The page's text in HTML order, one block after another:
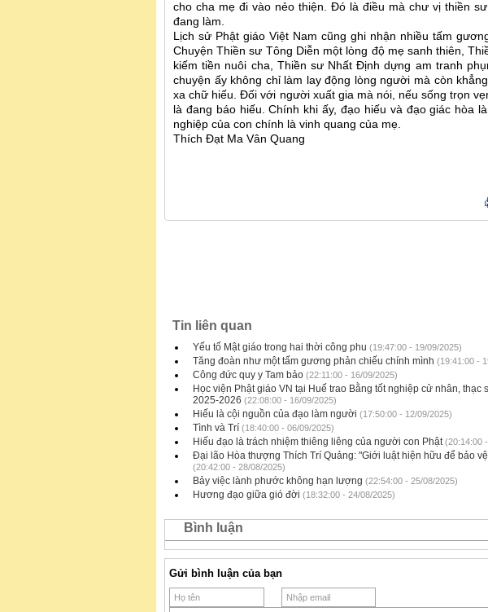
cho cha mẹ đi vào nẻo thiện. Đó là điều mà chư vị thiền
đang làm.
Lịch sử Phật giáo Việt Nam cũng ghi nhận nhiều tấm
Chuyện Thiền sư Tông Diễn một lòng độ mẹ sanh thiên,
kiếm tiền nuôi cha, Thiền sư Nhất Định dựng am tranh
chuyện ấy không chỉ làm lay động lòng người mà còn
xa chữ hiếu. Đối với người xuất gia mà nói, nếu sống trọn
là đang báo hiếu. Chính khi ấy, đạo hiếu và đạo giác hòa
nghiệp của con chính là vinh quang của mẹ.
Thích Đạt Ma Vân Quang
Tin liên quan
Yếu tố Mật giáo trong hai thời công phu (19:47:00 - 19/09/2025)
Tăng đoàn như một tấm gương phản chiếu chính mình (19:41:00 -
Công đức quy y Tam bảo (22:11:00 - 16/09/2025)
Học viện Phật giáo VN tại Huế trao Bằng tốt nghiệp cử nhân, thạc
2025-2026 (22:08:00 - 16/09/2025)
Hiếu là cội nguồn của đạo làm người (17:50:00 - 12/09/2025)
Tình và Trí (18:40:00 - 06/09/2025)
Hiếu đạo là trách nhiệm thiêng liêng của người con Phật (20:14:00
Đại lão Hòa thượng Thích Trí Quảng: "Giới luật hiện hữu để bảo
(20:42:00 - 28/08/2025)
Bảy việc lành phước không hạn lượng (22:54:00 - 25/08/2025)
Hương đạo giữa gió đời (18:32:00 - 24/08/2025)
Bình luận
Gửi bình luận của bạn